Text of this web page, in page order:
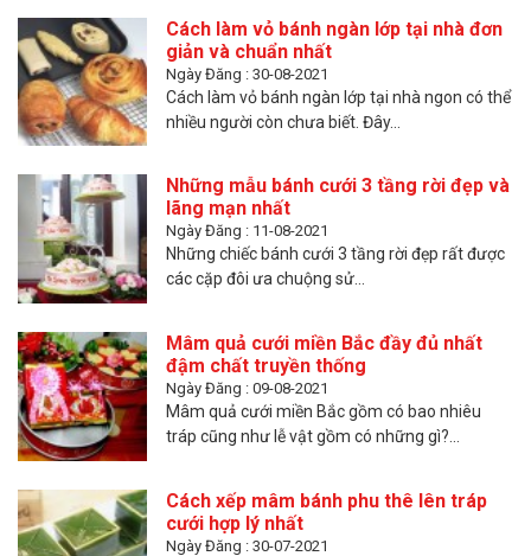
Cách làm vỏ bánh ngàn lớp tại nhà đơn
giản và chuẩn nhất
Ngày Đăng : 30-08-2021
Cách làm vỏ bánh ngàn lớp tại nhà ngon có thể
nhiều người còn chưa biết. Đây...
Những mẫu bánh cưới 3 tầng rời đẹp và
lãng mạn nhất
Ngày Đăng : 11-08-2021
Những chiếc bánh cưới 3 tầng rời đẹp rất được
các cặp đôi ưa chuộng sử...
Mâm quả cưới miền Bắc đầy đủ nhất
đậm chất truyền thống
Ngày Đăng : 09-08-2021
Mâm quả cưới miền Bắc gồm có bao nhiêu
tráp cũng như lễ vật gồm có những gì?...
Cách xếp mâm bánh phu thê lên tráp
cưới hợp lý nhất
Ngày Đăng : 30-07-2021